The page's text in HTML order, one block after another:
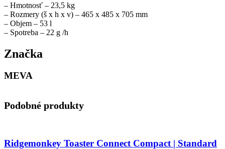
– Hmotnosť – 23,5 kg
– Rozmery (š x h x v) – 465 x 485 x 705 mm
– Objem – 53 l
– Spotreba – 22 g /h
Značka
MEVA
Podobné produkty
Ridgemonkey Toaster Connect Compact | Standard